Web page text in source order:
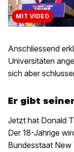
MIT VIDEO
Anschliessend
Universitäten
sich aber
Er gibt
Jetzt hat Donald
Der 18-Jährige
Bundesstaat New